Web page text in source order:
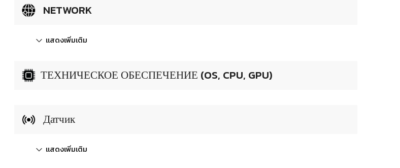
NETWORK
แสดงเพิ่มเติม
ТЕХНИЧЕСКОЕ ОБЕСПЕЧЕНИЕ (OS, CPU, GPU)
Датчик
แสดงเพิ่มเติม